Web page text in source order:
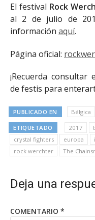
El festival Rock
al 2 de julio de
información aquí.
Página oficial:
¡Recuerda consultar
de festis para
PUBLICADO EN Bélgica
ETIQUETADO 2017
crystal fighters
europa
rock werchter
The
Deja una
COMENTARIO *